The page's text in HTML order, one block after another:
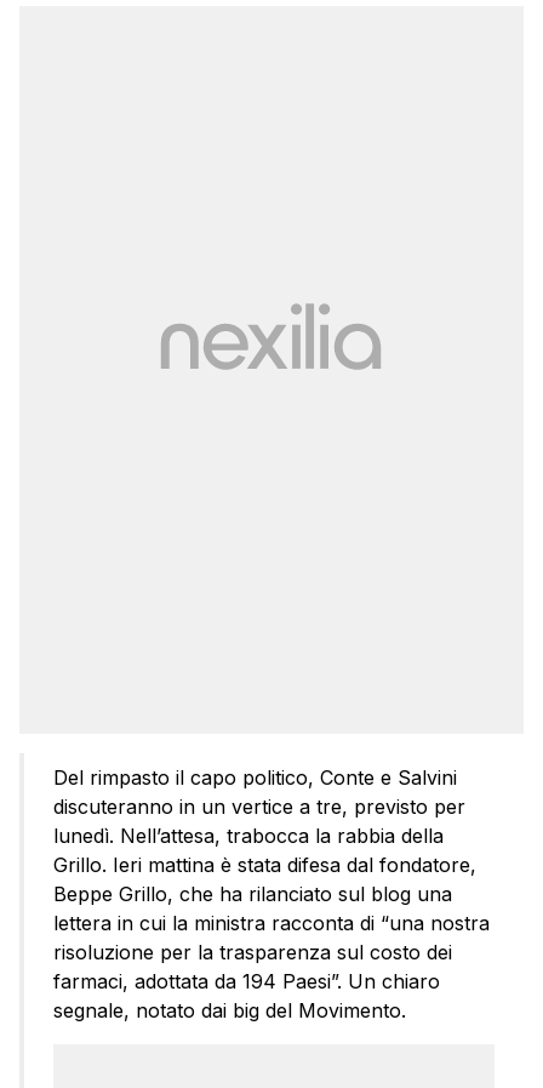
Del rimpasto il capo politico, Conte e Salvini
discuteranno in un vertice a tre, previsto per
lunedì. Nell’attesa, trabocca la rabbia della
Grillo. Ieri mattina è stata difesa dal fondatore,
Beppe Grillo, che ha rilanciato sul blog una
lettera in cui la ministra racconta di “una nostra
risoluzione per la trasparenza sul costo dei
farmaci, adottata da 194 Paesi”. Un chiaro
segnale, notato dai big del Movimento.